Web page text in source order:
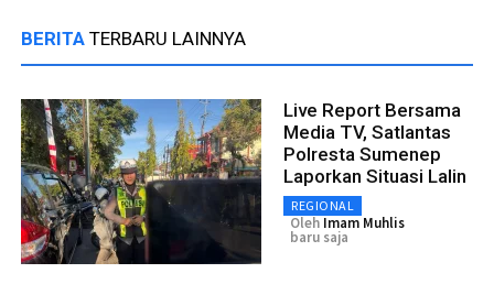
BERITA TERBARU LAINNYA
Live Report Bersama
Media TV, Satlantas
Polresta Sumenep
Laporkan Situasi Lalin
REGIONAL
Oleh Imam Muhlis
baru saja